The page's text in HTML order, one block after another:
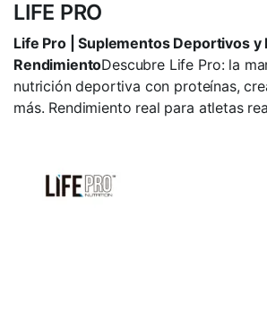
LIFE PRO
Life Pro | Suplementos Deportivos
RendimientoDescubre Life Pro: la
nutrición deportiva con proteínas,
más. Rendimiento real para atletas